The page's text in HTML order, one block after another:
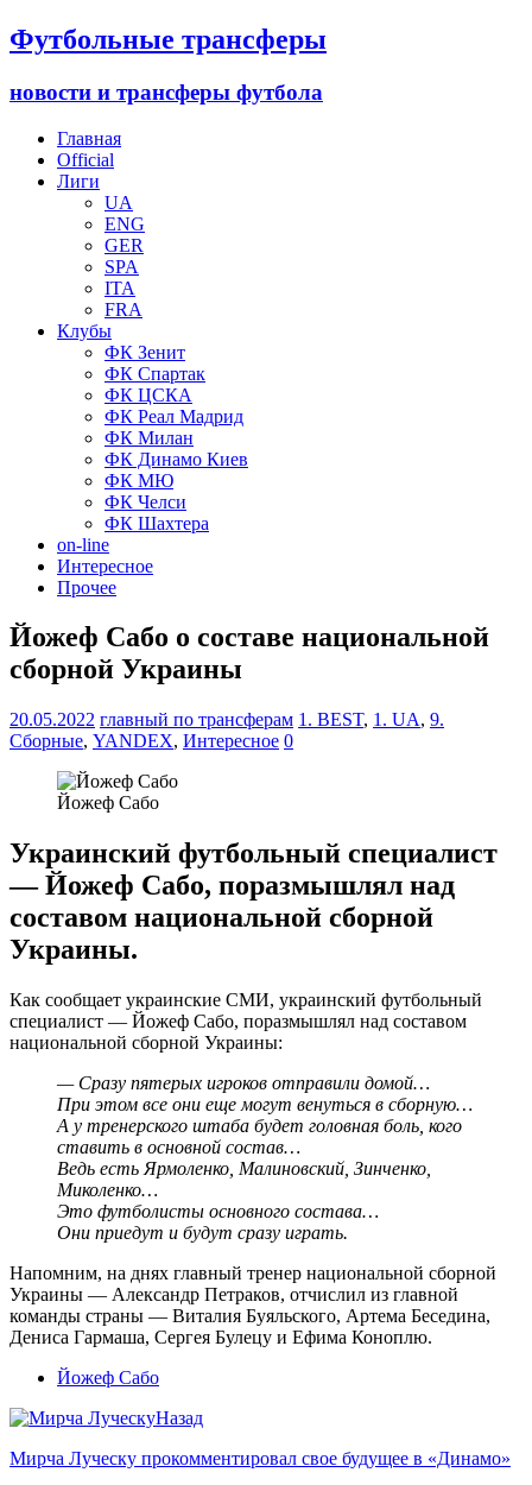
Футбольные трансферы
новости и трансферы футбола
Главная
Official
Лиги
UA
ENG
GER
SPA
ITA
FRA
Клубы
ФК Зенит
ФК Спартак
ФК ЦСКА
ФК Реал Мадрид
ФК Милан
ФК Динамо Киев
ФК МЮ
ФК Челси
ФК Шахтера
on-line
Интересное
Прочее
Йожеф Сабо о составе национальной
сборной Украины
20.05.2022 главный по трансферам 1. BEST, 1. UA, 9.
Сборные, YANDEX, Интересное 0
Йожеф Сабо
Украинский футбольный специалист
— Йожеф Сабо, поразмышлял над
составом национальной сборной
Украины.
Как сообщает украинские СМИ, украинский футбольный
специалист — Йожеф Сабо, поразмышлял над составом
национальной сборной Украины:
— Сразу пятерых игроков отправили домой…
При этом все они еще могут венуться в сборную…
А у тренерского штаба будет головная боль, кого
ставить в основной состав…
Ведь есть Ярмоленко, Малиновский, Зинченко,
Миколенко…
Это футболисты основного состава…
Они приедут и будут сразу играть.
Напомним, на днях главный тренер национальной сборной
Украины — Александр Петраков, отчислил из главной
команды страны — Виталия Буяльского, Артема Беседина,
Дениса Гармаша, Сергея Булецу и Ефима Коноплю.
Йожеф Сабо
Назад
Мирча Луческу прокомментировал свое будущее в «Динамо»